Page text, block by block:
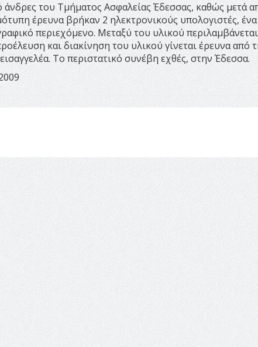
του Τμήματος Ασφαλείας Έδεσσας, καθώς μετά
έρευνα βρήκαν 2 ηλεκτρονικούς υπολογιστές,
περιεχόμενο. Μεταξύ του υλικού
και διακίνηση του υλικού γίνεται έρευνα από
Το περιστατικό συνέβη εχθές, στην Έδεσσα.